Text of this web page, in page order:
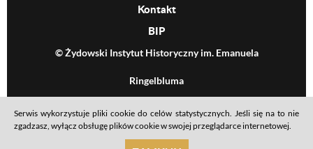
Kontakt
BIP
© Żydowski Instytut Historyczny im. Emanuela
Ringelbluma
Footer menu
Mapa serwisu Polityka prywatności Deklaracja dostępności
Serwis wykorzystuje pliki cookie do celów statystycznych. Jeśli się na to nie
zgadzasz, wyłącz obsługę plików cookie w swojej przeglądarce internetowej.